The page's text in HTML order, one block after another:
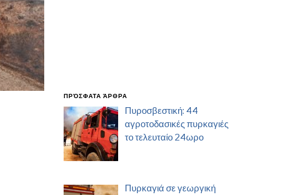
ΠΡΌΣΦΑΤΑ ΆΡΘΡΑ
Πυροσβεστική: 44
αγροτοδασικές πυρκαγιές
το τελευταίο 24ωρο
Πυρκαγιά σε γεωργική